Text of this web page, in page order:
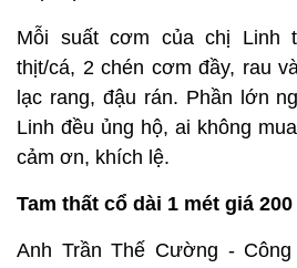
Mỗi suất cơm của chị Linh
thịt/cá, 2 chén cơm đầy, rau
lạc rang, đậu rán. Phần lớn
Linh đều ủng hộ, ai không
cảm ơn, khích lệ.
Tam thất cổ dài 1 mét giá
Anh Trần Thế Cường -